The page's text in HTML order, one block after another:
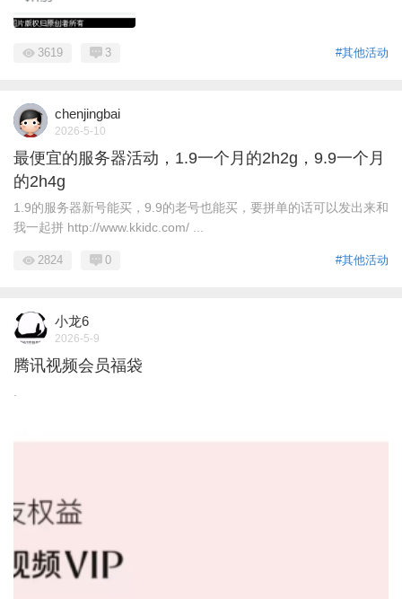
#其他活动
3619 3
chenjingbai
2026-5-10
最便宜的服务器活动，1.9一个月的2h2g，9.9一个月
的2h4g
1.9的服务器新号能买，9.9的老号也能买，要拼单的话可以发出来和
我一起拼 http://www.kkidc.com/ ...
#其他活动
2824 0
小龙6
2026-5-9
腾讯视频会员福袋